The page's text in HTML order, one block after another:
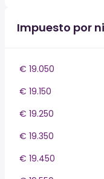
Impuesto por
€ 19.050
€ 19.150
€ 19.250
€ 19.350
€ 19.450